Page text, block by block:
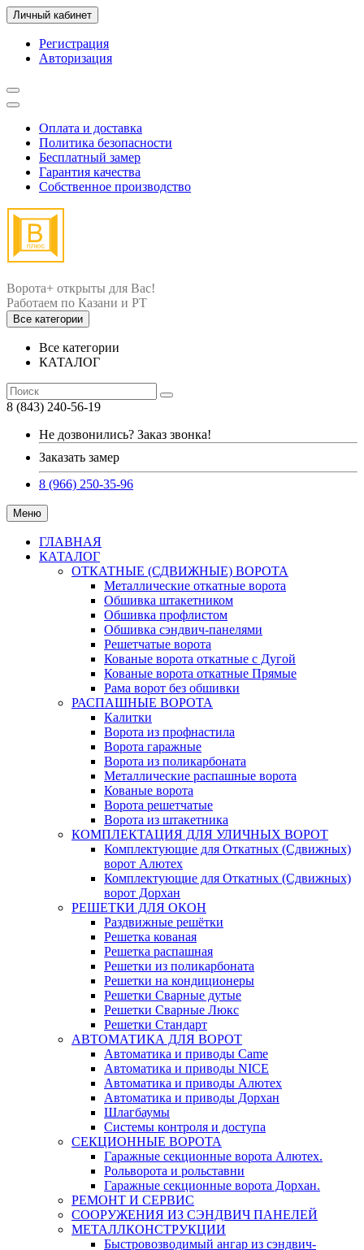
Личный кабинет
Регистрация
Авторизация
Оплата и доставка
Политика безопасности
Бесплатный замер
Гарантия качества
Собственное производство
Ворота+ открыты для Вас!
Все категории
Все категории
КАТАЛОГ
8 (843) 240-56-19
Не дозвонились? Заказ звонка!
Заказать замер
8 (966) 250-35-96
Меню
ГЛАВНАЯ
КАТАЛОГ
ОТКАТНЫЕ (СДВИЖНЫЕ) ВОРОТА
Металлические откатные ворота
Обшивка штакетником
Обшивка профлистом
Обшивка сэндвич-панелями
Решетчатые ворота
Кованые ворота откатные с Дугой
Кованые ворота откатные Прямые
Рама ворот без обшивки
РАСПАШНЫЕ ВОРОТА
Калитки
Ворота из профнастила
Ворота гаражные
Ворота из поликарбоната
Металлические распашные ворота
Кованые ворота
Ворота решетчатые
Ворота из штакетника
КОМПЛЕКТАЦИЯ ДЛЯ УЛИЧНЫХ ВОРОТ
Комплектующие для Откатных (Сдвижных)
ворот Алютех
Комплектующие для Откатных (Сдвижных)
ворот Дорхан
РЕШЕТКИ ДЛЯ ОКОН
Раздвижные решётки
Решетка кованая
Решетка распашная
Решетки из поликарбоната
Решетки на кондиционеры
Решетки Сварные дутые
Решетки Сварные Люкс
Решетки Стандарт
АВТОМАТИКА ДЛЯ ВОРОТ
Автоматика и приводы Came
Автоматика и приводы NICE
Автоматика и приводы Алютех
Автоматика и приводы Дорхан
Шлагбаумы
Системы контроля и доступа
СЕКЦИОННЫЕ ВОРОТА
Гаражные секционные ворота Алютех.
Рольворота и рольставни
Гаражные секционные ворота Дорхан.
РЕМОНТ И СЕРВИС
СООРУЖЕНИЯ ИЗ СЭНДВИЧ ПАНЕЛЕЙ
МЕТАЛЛКОНСТРУКЦИИ
Быстровозводимый ангар из сэндвич-